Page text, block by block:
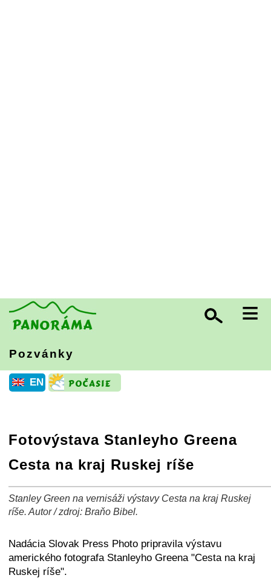
≡
Pozvánky
EN
Fotovýstava Stanleyho Greena
Cesta na kraj Ruskej ríše
+ − ⛶
Stanley Green na vernisáži výstavy Cesta na kraj Ruskej
ríše. Autor / zdroj: Braňo Bibel.
Nadácia Slovak Press Photo pripravila výstavu
amerického fotografa Stanleyho Greena "Cesta na kraj
Ruskej ríše".